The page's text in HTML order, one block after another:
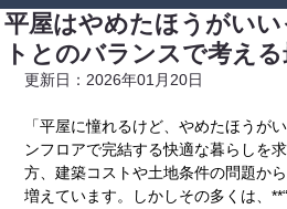
平屋はやめたほうがい
トとのバランスで考え
更新日：2026年01月20日
「平屋に憧れるけど、やめたほうが
ンフロアで完結する快適な暮らしを
方、建築コストや土地条件の問題か
増えています。しかしその多くは、